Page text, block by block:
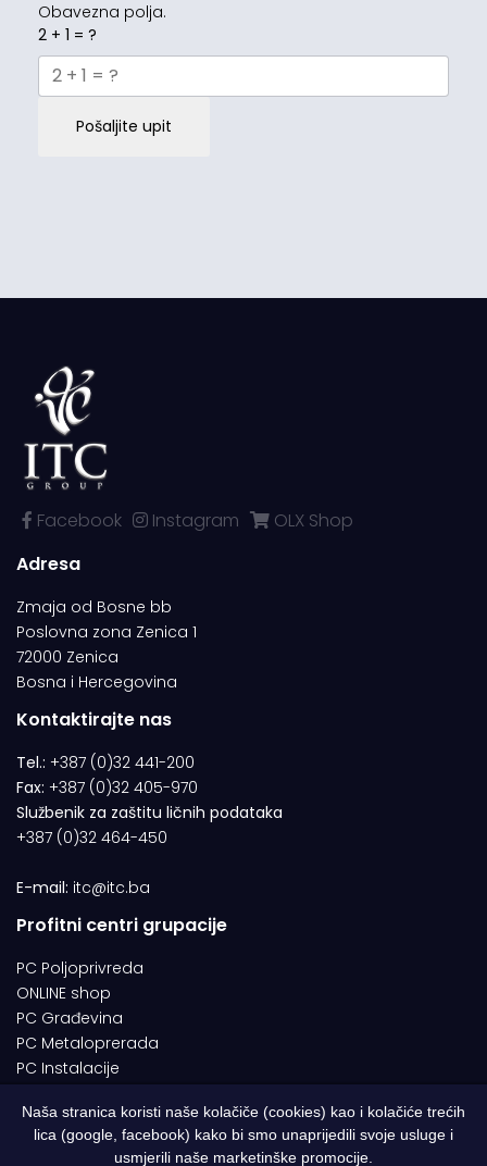
Obavezna polja.
2 + 1 = ?
Pošaljite upit
Facebook Instagram
OLX Shop
Adresa
Zmaja od Bosne bb
Poslovna zona Zenica 1
72000 Zenica
Bosna i Hercegovina
Kontaktirajte nas
Tel.: +387 (0)32 441-200
Fax: +387 (0)32 405-970
Službenik za zaštitu ličnih podataka
+387 (0)32 464-450
E-mail: itc@itc.ba
Profitni centri grupacije
PC Poljoprivreda
ONLINE shop
PC Građevina
PC Metaloprerada
PC Instalacije
© 1994-2026 | ITC d.o.o. Zenica. Sva prava pridržana | Designed by
Naša stranica koristi naše kolačiče (cookies) kao i kolačiće trećih
lica (google, facebook) kako bi smo unaprijedili svoje usluge i
usmjerili naše marketinške promocije.